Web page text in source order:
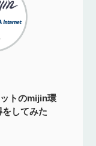
ットのmijin環
してみた